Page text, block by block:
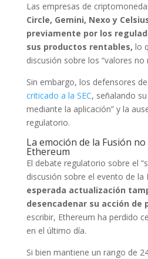
Las empresas de
Circle, Gemini, Nexo y
previamente por los
sus productos rentables, lo
discusión sobre los “valores no
Sin embargo, los defensores
criticado a la SEC, señalando
mediante la aplicación” y la
regulatorio.
La emoción de la Fusión
Ethereum
El debate regulatorio sobre el
discusión sobre el evento de la
esperada actualización
desencadenar su acción de
escribir, Ethereum ha perdido
en el último día.
Si bien mantiene un rango de